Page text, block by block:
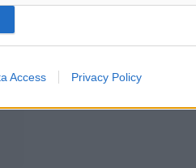
Access Privacy Policy